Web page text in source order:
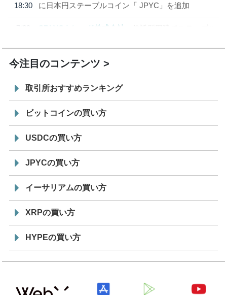
18:30
に日本円ステーブルコイン「 JPYC」を追加
7/29
SBI VCトレード株式会社
信託型円建てステーブル
今注目のコンテンツ
取引所おすすめランキング
ビットコインの買い方
USDCの買い方
JPYCの買い方
イーサリアムの買い方
XRPの買い方
HYPEの買い方